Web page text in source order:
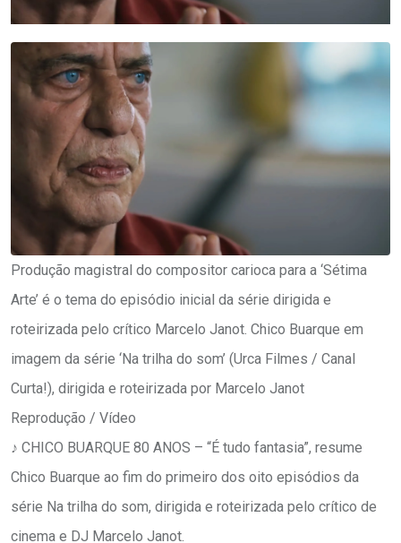
Produção magistral do compositor carioca para a ‘Sétima
Arte’ é o tema do episódio inicial da série dirigida e
roteirizada pelo crítico Marcelo Janot. Chico Buarque em
imagem da série ‘Na trilha do som’ (Urca Filmes / Canal
Curta!), dirigida e roteirizada por Marcelo Janot
Reprodução / Vídeo
♪ CHICO BUARQUE 80 ANOS – “É tudo fantasia”, resume
Chico Buarque ao fim do primeiro dos oito episódios da
série Na trilha do som, dirigida e roteirizada pelo crítico de
cinema e DJ Marcelo Janot.